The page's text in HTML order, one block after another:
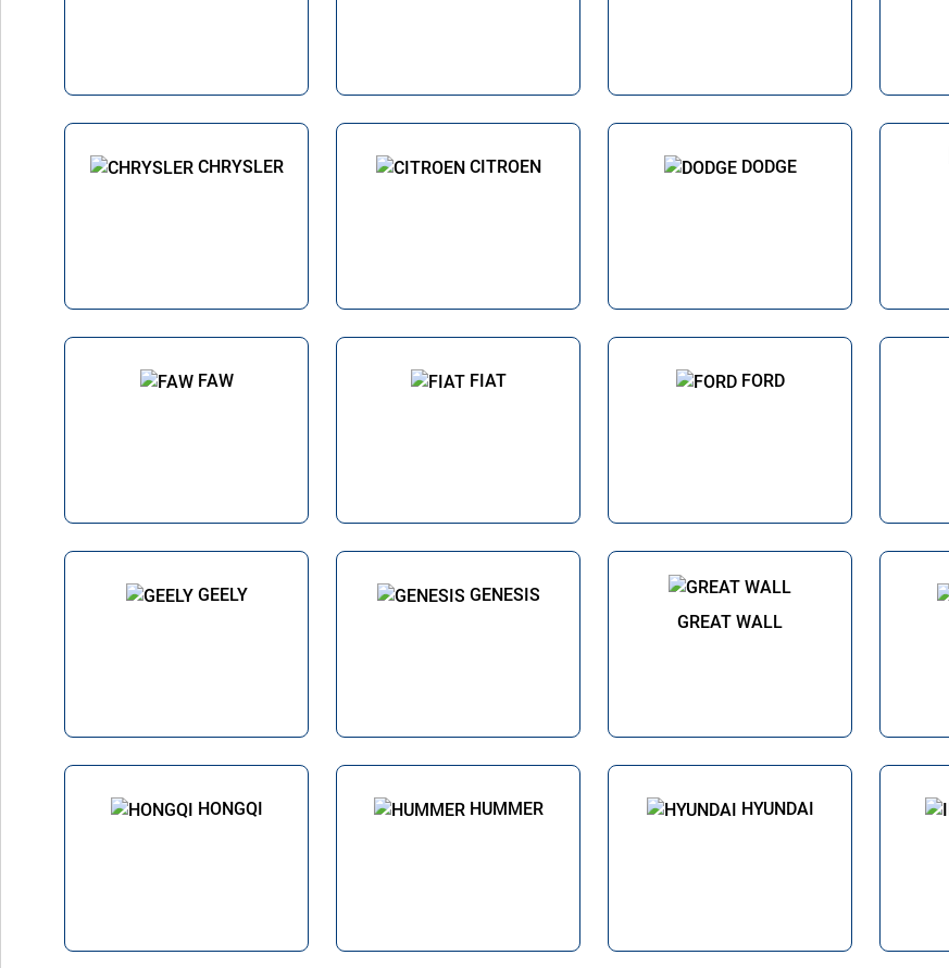
CHRYSLER CITROEN
DODGE
FAW FIAT FORD
GEELY
GENESIS
GREAT WALL
HONGQI HUMMER HYUNDAI